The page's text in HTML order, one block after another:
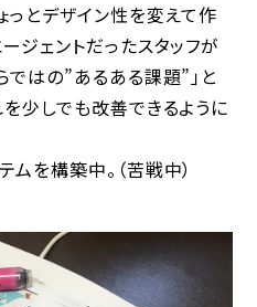
っとデザイン性を変えて作
ジェントだったスタッフが
ではの”あるある課題”」と
少しでも改善できるように
を構築中。（苦戦中）